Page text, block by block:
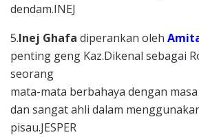
dendam.INEJ
5.Inej Ghafa diperankan oleh
penting geng Kaz.Dikenal sebagai
seorang
mata-mata berbahaya dengan
dan sangat ahli dalam
pisau.JESPER